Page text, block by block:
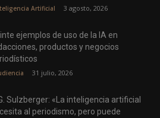
Artificial 3 agosto, 2026
ejemplos de uso de la IA en
productos y negocios
31 julio, 2026
Sulzberger: «La inteligencia artificial
al periodismo, pero puede